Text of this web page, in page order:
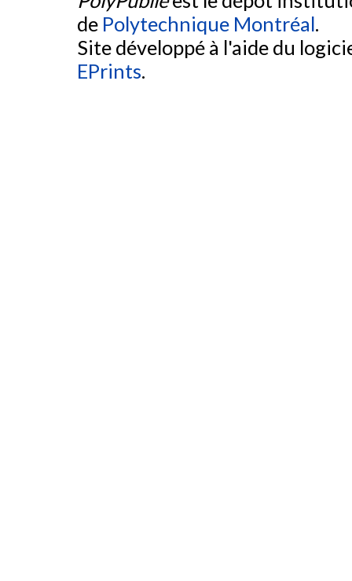
de Polytechnique Montréal.
Site développé à l'aide du
EPrints.